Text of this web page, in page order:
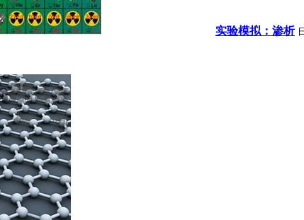
实验模拟：渗析